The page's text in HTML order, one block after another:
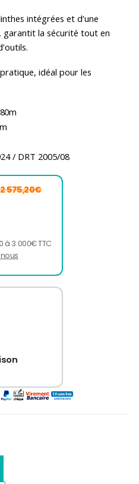
intégrées et d’une
garantit la sécurité tout en
idéal pour les
/ DRT 2005/08
575,20€